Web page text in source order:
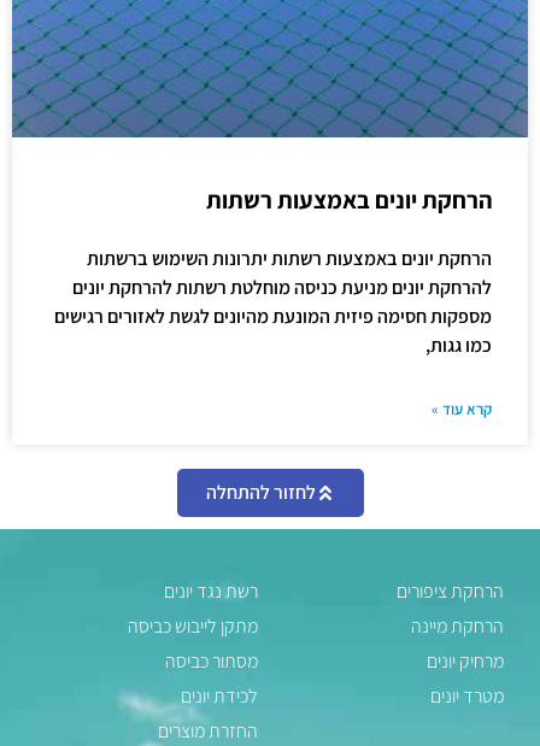
הרחקת יונים באמצעות רשתות
הרחקת יונים באמצעות רשתות יתרונות השימוש ברשתות
להרחקת יונים מניעת כניסה מוחלטת רשתות להרחקת יונים
מספקות חסימה פיזית המונעת מהיונים לגשת לאזורים רגישים
כמו גגות,
קרא עוד »
לחזור להתחלה
הרחקת ציפורים
הרחקת מיינה
מרחיק יונים
מטרד יונים
רשת נגד יונים
מתקן לייבוש כביסה
מסתור כביסה
לכידת יונים
החזרת מוצרים